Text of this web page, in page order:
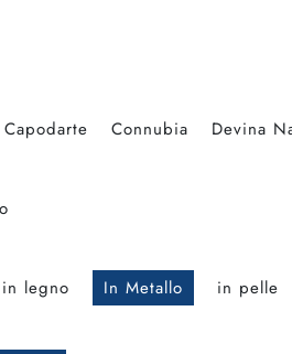
Capodarte Connubia Devina
in legno In Metallo in pelle